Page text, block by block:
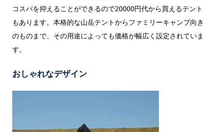
コスパを抑えることができるので20000円代から買えるテント
もあります。本格的な山岳テントからファミリーキャンプ向き
のものまで、その用途によっても価格が幅広く設定されていま
す。
おしゃれなデザイン